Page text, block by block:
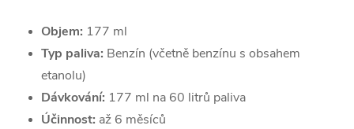
Objem: 177 ml
Typ paliva: Benzín (včetně benzínu s obsahem
etanolu)
Dávkování: 177 ml na 60 litrů paliva
Účinnost: až 6 měsíců